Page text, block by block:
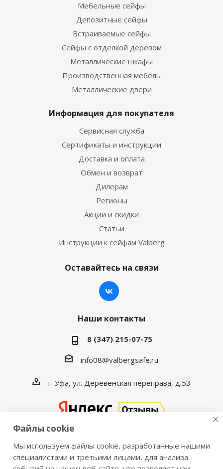
Мебельные сейфы
Депозитные сейфы
Встраиваемые сейфы
Сейфы с отделкой деревом
Металлические шкафы
Производственная мебель
Металлические двери
Информация для покупателя
Сервисная служба
Сертификаты и инструкции
Доставка и оплата
Обмен и возврат
Дилерам
Регионы
Акции и скидки
Статьи
Инструкции к сейфам Valberg
Оставайтесь на связи
Наши контакты
8 (347) 215-07-75
info08@valbergsafe.ru
г. Уфа, ул. Деревенская переправа, д.53
2016-2026 © VALBERGSAFE.RU — Интернет-магазин
Файлы cookie
Мы используем файлы cookie, разработанные нашими
специалистами и третьими лицами, для анализа